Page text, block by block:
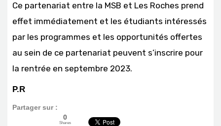
Ce partenariat entre la MSB et Les Roches prend
effet immédiatement et les étudiants intéressés
par les programmes et les opportunités offertes
au sein de ce partenariat peuvent s’inscrire pour
la rentrée en septembre 2023.
P.R
Partager sur :
0
Shares